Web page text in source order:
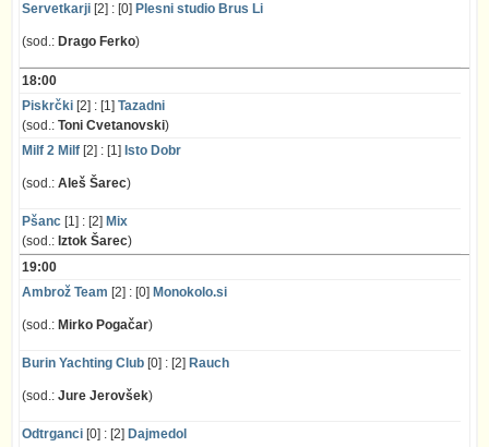
Servetkarji [2] : [0] Plesni studio Brus Li
(sod.: Drago Ferko)
18:00
Piskrčki [2] : [1] Tazadni
(sod.: Toni Cvetanovski)
Milf 2 Milf [2] : [1] Isto Dobr
(sod.: Aleš Šarec)
Pšanc [1] : [2] Mix
(sod.: Iztok Šarec)
19:00
Ambrož Team [2] : [0] Monokolo.si
(sod.: Mirko Pogačar)
Burin Yachting Club [0] : [2] Rauch
(sod.: Jure Jerovšek)
Odtrganci [0] : [2] Dajmedol